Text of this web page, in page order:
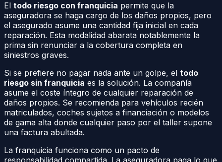
El todo riesgo con franquicia permite que la
aseguradora se haga cargo de los daños propios, pero
el asegurado asume una cantidad fija inicial en cada
reparación. Esta modalidad abarata notablemente la
prima sin renunciar a la cobertura completa en
siniestros graves.
Si se prefiere no pagar nada ante un golpe, el todo
riesgo sin franquicia es la solución. La compañía
asume el coste íntegro de cualquier reparación de
daños propios. Se recomienda para vehículos recién
matriculados, coches sujetos a financiación o modelos
de gama alta donde cualquier paso por el taller supone
una factura abultada.
La franquicia funciona como un pacto de